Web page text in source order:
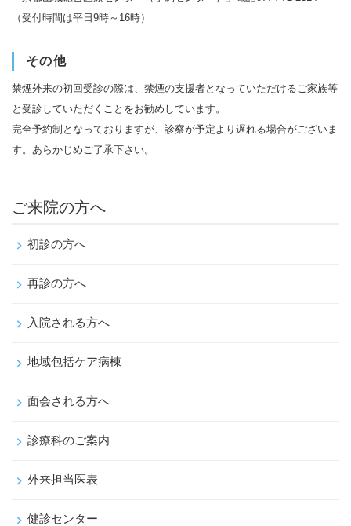
（受付時間は平日9時～16時）
その他
禁煙外来の初回受診の際は、禁煙の支援者となっていただけるご家族等
と受診していただくことをお勧めしています。
完全予約制となっておりますが、診察が予定より遅れる場合がございま
す。あらかじめご了承下さい。
ご来院の方へ
初診の方へ
再診の方へ
入院される方へ
地域包括ケア病棟
面会される方へ
診療科のご案内
外来担当医表
健診センター